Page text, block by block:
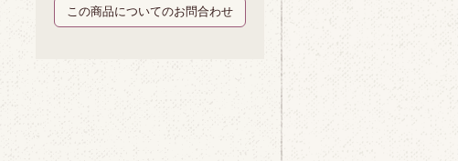
この商品についてのお問合わせ